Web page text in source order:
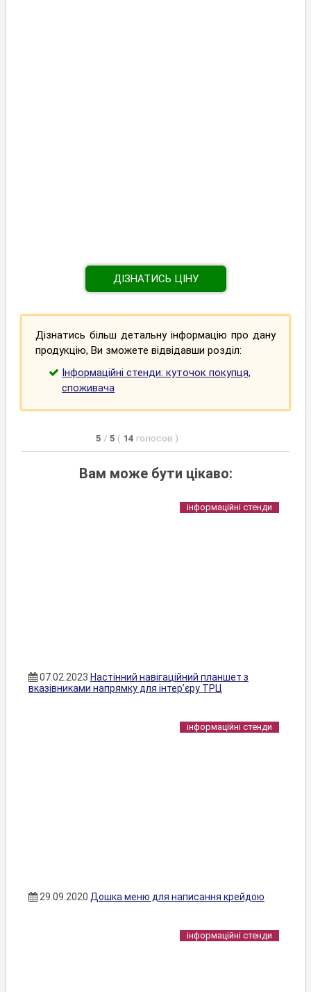
ДІЗНАТИСЬ ЦІНУ
Дізнатись більш детальну інформацію про дану
продукцію, Ви зможете відвідавши розділ:
Інформаційні стенди: куточок покупця,
споживача
5 / 5 ( 14 голосов )
Вам може бути цікаво:
інформаційні стенди
07.02.2023 Настінний навігаційний планшет з
вказівниками напрямку для інтер’єру ТРЦ
інформаційні стенди
29.09.2020 Дошка меню для написання крейдою
інформаційні стенди